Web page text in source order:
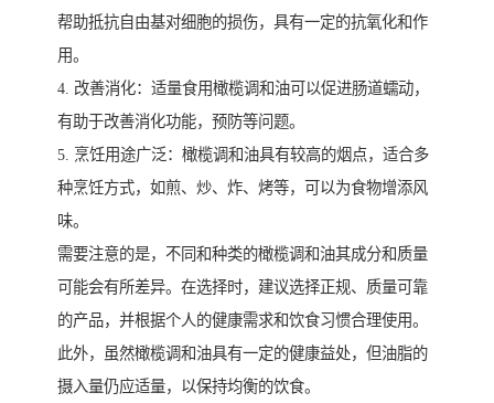
帮助抵抗自由基对细胞的损伤，具有一定的抗氧化和作
用。
4. 改善消化：适量食用橄榄调和油可以促进肠道蠕动，
有助于改善消化功能，预防等问题。
5. 烹饪用途广泛：橄榄调和油具有较高的烟点，适合多
种烹饪方式，如煎、炒、炸、烤等，可以为食物增添风
味。
需要注意的是，不同和种类的橄榄调和油其成分和质量
可能会有所差异。在选择时，建议选择正规、质量可靠
的产品，并根据个人的健康需求和饮食习惯合理使用。
此外，虽然橄榄调和油具有一定的健康益处，但油脂的
摄入量仍应适量，以保持均衡的饮食。